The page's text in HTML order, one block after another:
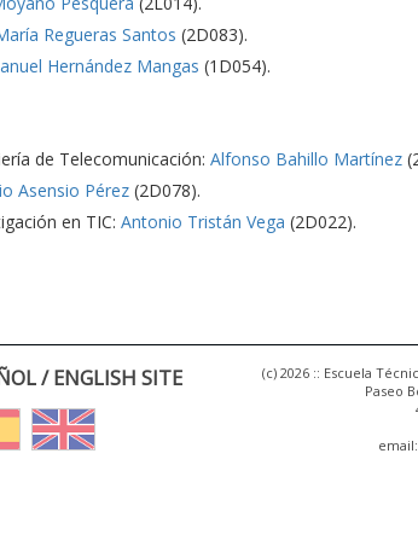
Regueras Santos (2D083).
Hernández Mangas (1D054).
de Telecomunicación: Alfonso Bahillo Martínez
Asensio Pérez(2D078).
en TIC: Antonio Tristán Vega (2D022).
/ ENGLISH SITE
(c) 2026 :: Escuela
Paseo